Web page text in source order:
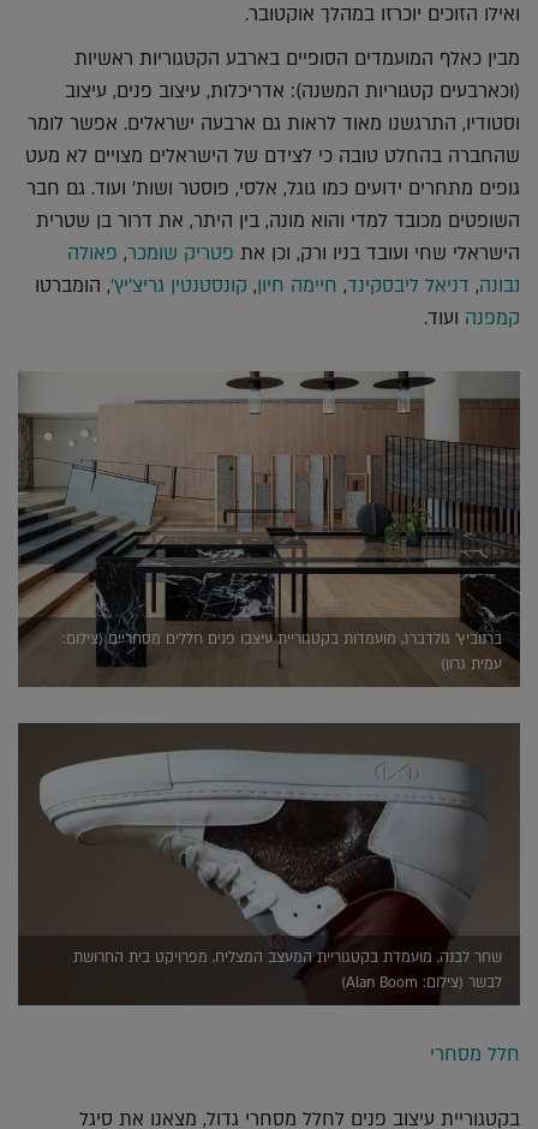
ואילו הזוכים יוכרזו במהלך אוקטובר.
מבין כאלף המועמדים הסופיים בארבע הקטגוריות ראשיות
(וכארבעים קטגוריות המשנה): אדריכלות, עיצוב פנים, עיצוב
וסטודיו, התרגשנו מאוד לראות גם ארבעה ישראלים. אפשר לומר
שהחברה בהחלט טובה כי לצידם של הישראלים מצויים לא מעט
גופים מתחרים ידועים כמו גוגל, אלסי, פוסטר ושות' ועוד. גם חבר
השופטים מכובד למדי והוא מונה, בין היתר, את דרור בן שטרית
הישראלי שחי ועובד בניו ורק, וכן את פטריק שומכר, פאולה
נבונה, דניאל ליבסקינד, חיימה חיון, קונסטנטין גריצ'יץ', הומברטו
קמפנה ועוד.
ברנוביץ' גולדברג, מועמדות בקטגוריית עיצבו פנים חללים מסחריים (צילום:
עמית גרון)
שחר לבנה, מועמדת בקטגוריית המעצב המצליח, מפרויקט בית החרושת
לבשר (צילום: Alan Boom)
חלל מסחרי
בקטגוריית עיצוב פנים לחלל מסחרי גדול, מצאנו את סיגל